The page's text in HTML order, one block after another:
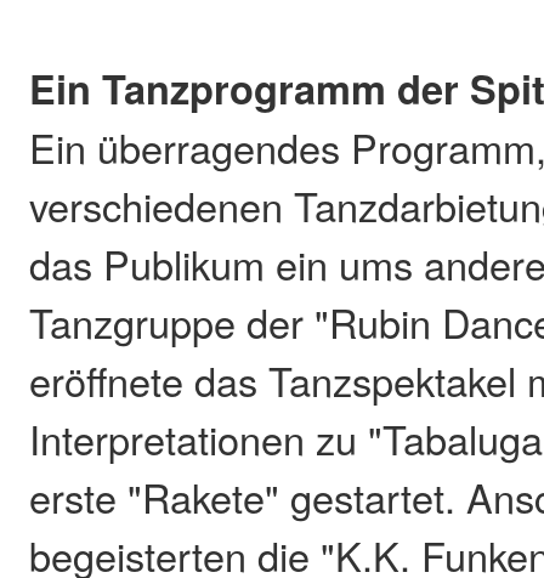
Ein Tanzprogramm der
Ein überragendes
verschiedenen
das Publikum ein ums
Tanzgruppe der "Rubin
eröffnete das Tanzspektakel
Interpretationen zu
erste "Rakete" gestartet.
begeisterten die "K.K.